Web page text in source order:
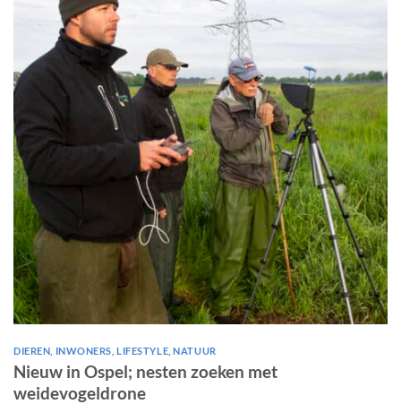
DIEREN INWONERS ,LIFESTYLE ,NATUUR
Nieuw in Ospel; nesten zoeken met
weidevogeldrone